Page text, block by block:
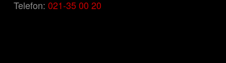
Telefon: 021-35 00 20